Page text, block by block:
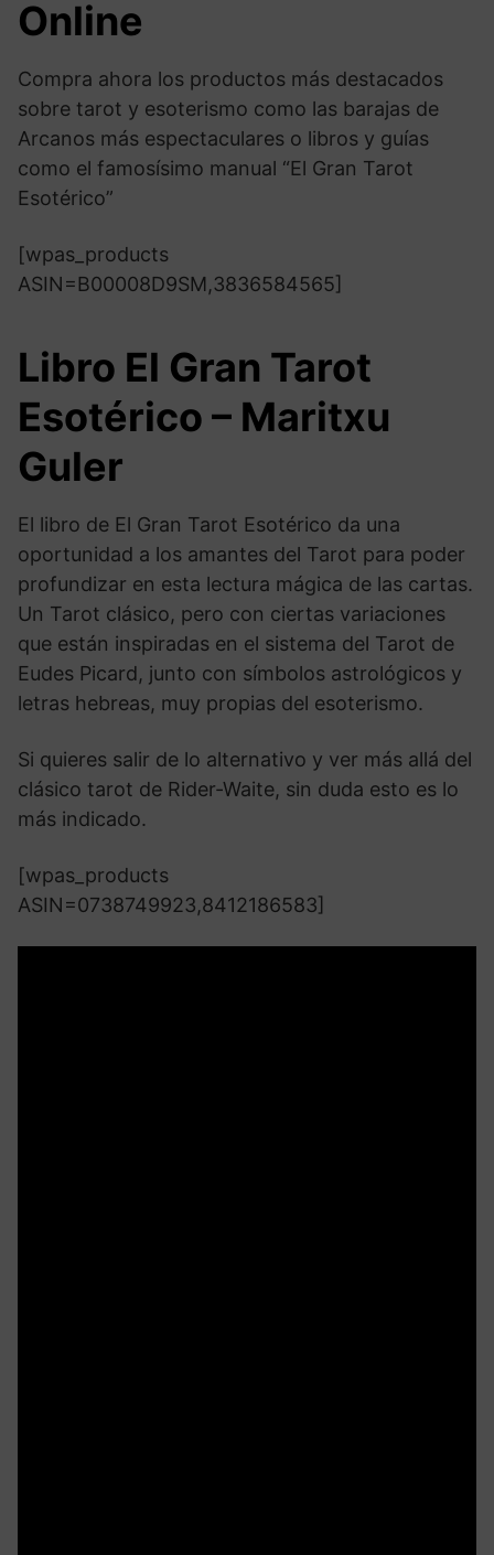
Online
Compra ahora los productos más destacados
sobre tarot y esoterismo como las barajas de
Arcanos más espectaculares o libros y guías
como el famosísimo manual “El Gran Tarot
Esotérico”
[wpas_products
ASIN=B00008D9SM,3836584565]
Libro El Gran Tarot
Esotérico – Maritxu
Guler
El libro de El Gran Tarot Esotérico da una
oportunidad a los amantes del Tarot para poder
profundizar en esta lectura mágica de las cartas.
Un Tarot clásico, pero con ciertas variaciones
que están inspiradas en el sistema del Tarot de
Eudes Picard, junto con símbolos astrológicos y
letras hebreas, muy propias del esoterismo.
Si quieres salir de lo alternativo y ver más allá del
clásico tarot de Rider-Waite, sin duda esto es lo
más indicado.
[wpas_products
ASIN=0738749923,8412186583]